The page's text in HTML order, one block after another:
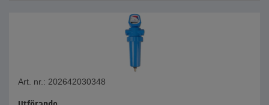
Art. nr.: 202642030348